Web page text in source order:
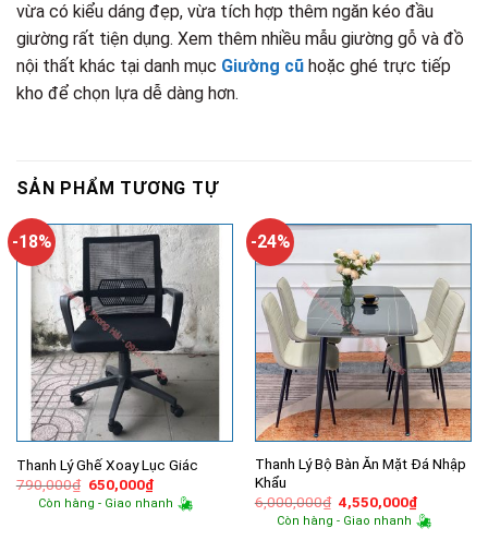
vừa có kiểu dáng đẹp, vừa tích hợp thêm ngăn kéo đầu
giường rất tiện dụng. Xem thêm nhiều mẫu giường gỗ và đồ
nội thất khác tại danh mục Giường cũ hoặc ghé trực tiếp
kho để chọn lựa dễ dàng hơn.
SẢN PHẨM TƯƠNG TỰ
-18%
Thanh Lý Ghế Xoay Lục Giác
790,000₫ Giá
gốc
là:
650,000₫Giá
hiện
tại
Còn hàng - Giao nhanh
-24%
Thanh Lý Bộ Bàn Ăn Mặt Đá Nhập
Khẩu
6,000,000₫ Giá
gốc
là:
4,550,000₫Giá
hiện
tại
Còn hàng - Giao nhanh